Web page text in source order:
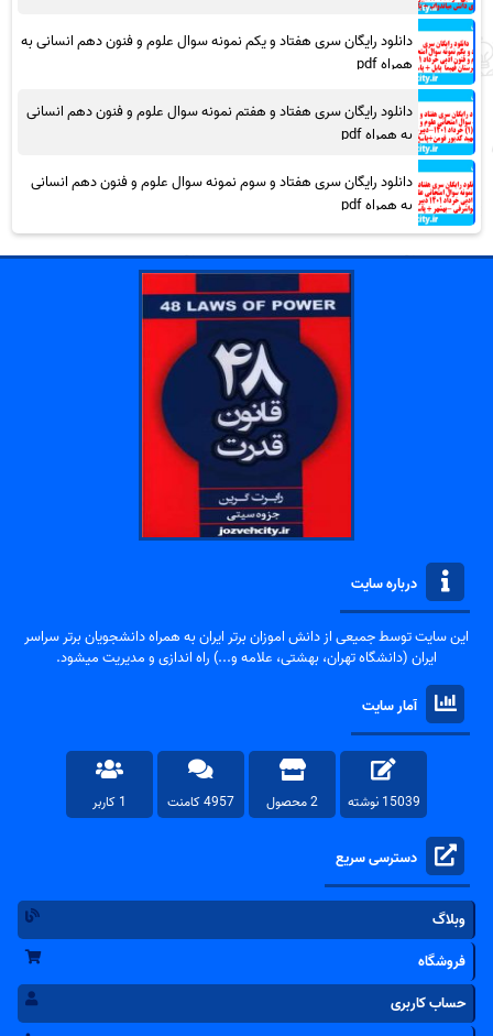
دانلود رایگان سری هفتاد و یکم نمونه سوال علوم و فنون دهم انسانی به
همراه pdf
دانلود رایگان سری هفتاد و هفتم نمونه سوال علوم و فنون دهم انسانی
به همراه pdf
دانلود رایگان سری هفتاد و سوم نمونه سوال علوم و فنون دهم انسانی
به همراه pdf
درباره سایت
این سایت توسط جمیعی از دانش اموزان برتر ایران به همراه دانشجویان برتر سراسر
ایران (دانشگاه تهران، بهشتی، علامه و...) راه اندازی و مدیریت میشود.
آمار سایت
15039 نوشته 2 محصول 4957 کامنت 1 کاربر
دسترسی سریع
وبلاگ
فروشگاه
حساب کاربری